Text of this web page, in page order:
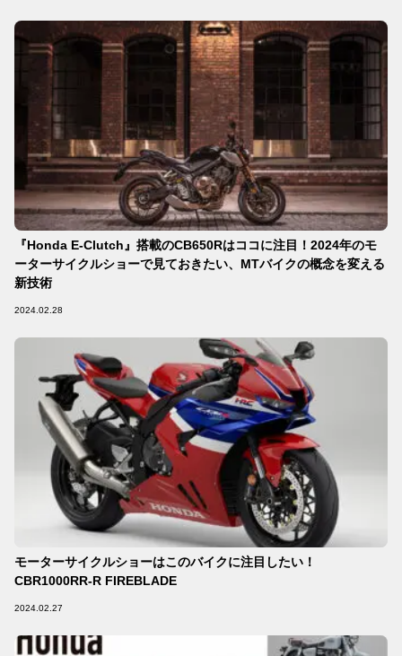
『Honda E-Clutch』搭載のCB650Rはココに注目！2024年のモ
ーターサイクルショーで見ておきたい、MTバイクの概念を変える
新技術
2024.02.28
モーターサイクルショーはこのバイクに注目したい！
CBR1000RR-R FIREBLADE
2024.02.27